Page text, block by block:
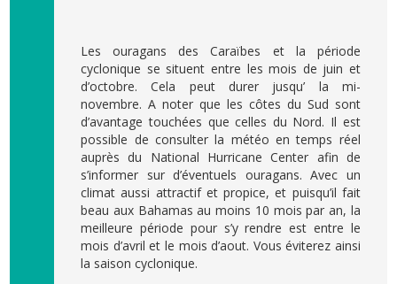
Les ouragans des Caraïbes et la période
cyclonique se situent entre les mois de juin et
d’octobre. Cela peut durer jusqu’ la mi-
novembre. A noter que les côtes du Sud sont
d’avantage touchées que celles du Nord. Il est
possible de consulter la météo en temps réel
auprès du National Hurricane Center afin de
s’informer sur d’éventuels ouragans. Avec un
climat aussi attractif et propice, et puisqu’il fait
beau aux Bahamas au moins 10 mois par an, la
meilleure période pour s’y rendre est entre le
mois d’avril et le mois d’aout. Vous éviterez ainsi
la saison cyclonique.